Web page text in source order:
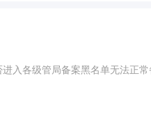
入各级管局备案黑名单无法正